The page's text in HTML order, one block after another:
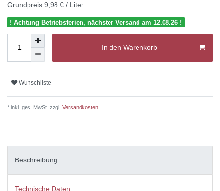
Grundpreis 9,98 € / Liter
! Achtung Betriebsferien, nächster Versand am 12.08.26 !
In den Warenkorb
Wunschliste
* inkl. ges. MwSt. zzgl. Versandkosten
Beschreibung
Technische Daten